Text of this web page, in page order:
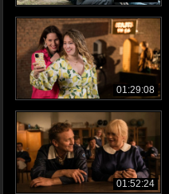
01:29:08
01:52:24